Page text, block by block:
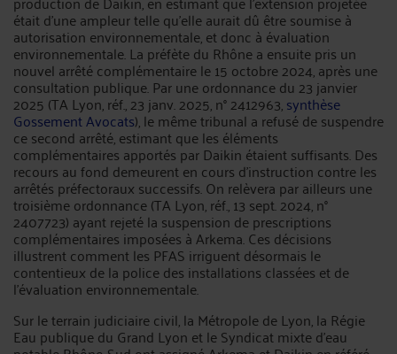
était d'une ampleur telle qu'elle aurait dû être soumise à
autorisation environnementale, et donc à évaluation
environnementale. La préfète du Rhône a ensuite pris un
nouvel arrêté complémentaire le 15 octobre 2024, après une
consultation publique. Par une ordonnance du 23 janvier
2025 (TA Lyon, réf., 23 janv. 2025, n° 2412963,synthèse
Gossement Avocats), le même tribunal a refusé de suspendre
ce second arrêté, estimant que les éléments
complémentaires apportés par Daikin étaient suffisants. Des
recours au fond demeurent en cours d'instruction contre les
arrêtés préfectoraux successifs. On relèvera par ailleurs une
troisième ordonnance (TA Lyon, réf., 13 sept. 2024, n°
2407723) ayant rejeté la suspension de prescriptions
complémentaires imposées à Arkema. Ces décisions
illustrent comment les PFAS irriguent désormais le
contentieux de la police des installations classées et de
l'évaluation environnementale.
Sur le terrain judiciaire civil, la Métropole de Lyon, la Régie
Eau publique du Grand Lyon et le Syndicat mixte d'eau